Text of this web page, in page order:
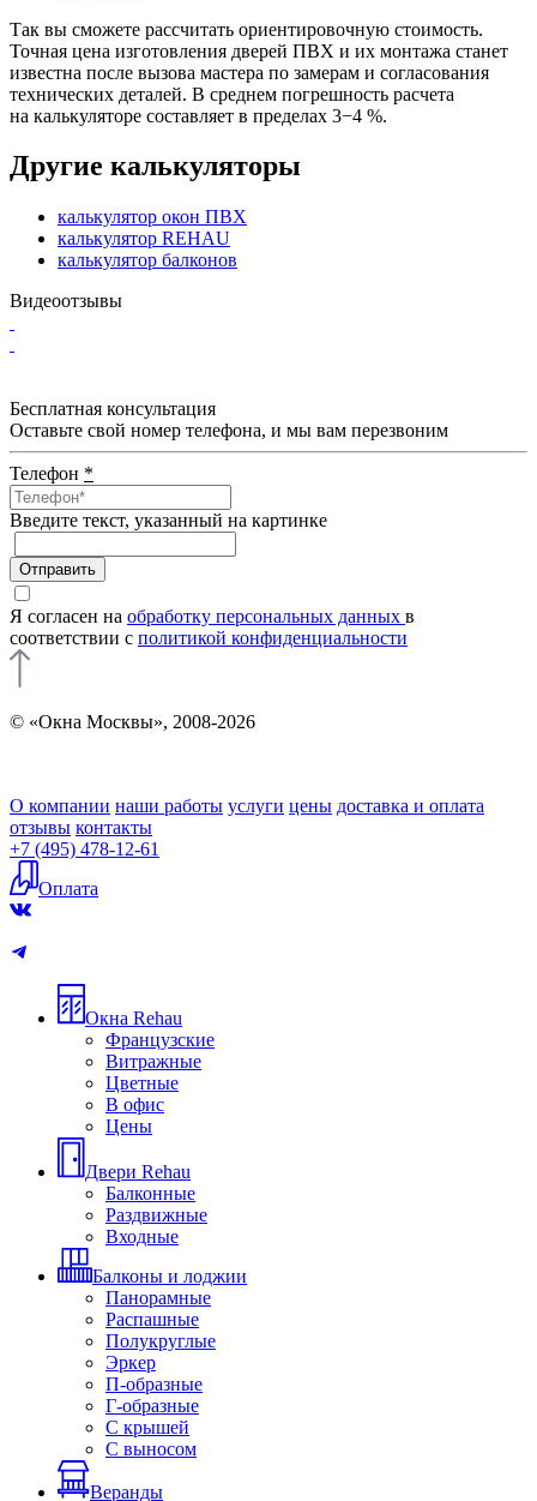
Так вы сможете рассчитать ориентировочную стоимость.
Точная цена изготовления дверей ПВХ и их монтажа станет
известна после вызова мастера по замерам и согласования
технических деталей. В среднем погрешность расчета
на калькуляторе составляет в пределах 3−4 %.
Другие калькуляторы
калькулятор окон ПВХ
калькулятор REHAU
калькулятор балконов
Видеоотзывы
Бесплатная консультация
Оставьте свой номер телефона, и мы вам перезвоним
Телефон *
Введите текcт, указанный на картинке
Отправить
Я согласен на обработку персональных данных в
соответствии с политикой конфиденциальности
© «Окна Москвы», 2008-2026
О компании наши работы услуги цены доставка и оплата
отзывы контакты
+7 (495) 478-12-61
Оплата
Окна Rehau
Французские
Витражные
Цветные
В офис
Цены
Двери Rehau
Балконные
Раздвижные
Входные
Балконы и лоджии
Панорамные
Распашные
Полукруглые
Эркер
П-образные
Г-образные
С крышей
С выносом
Веранды